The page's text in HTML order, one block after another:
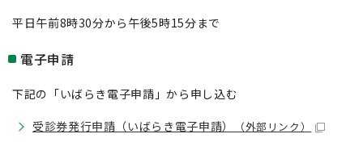
平日午前8時30分から午後5時15分まで
電子申請
下記の「いばらき電子申請」から申し込む
受診券発行申請（いばらき電子申請）
（外部リンク）